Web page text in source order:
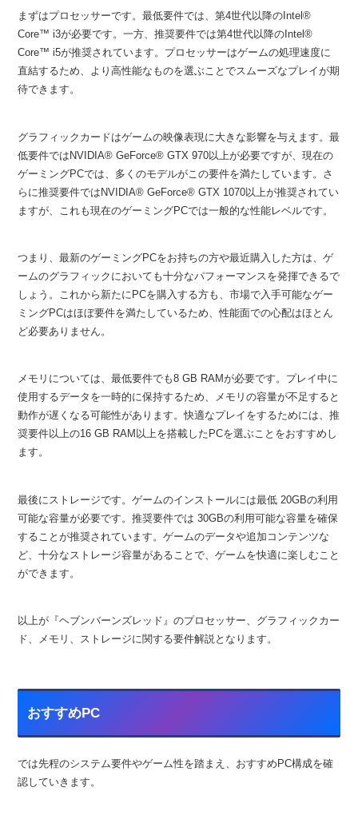
まずはプロセッサーです。最低要件では、第4世代以降のIntel®
Core™ i3が必要です。一方、推奨要件では第4世代以降のIntel®
Core™ i5が推奨されています。プロセッサーはゲームの処理速度に
直結するため、より高性能なものを選ぶことでスムーズなプレイが期
待できます。
グラフィックカードはゲームの映像表現に大きな影響を与えます。最
低要件ではNVIDIA® GeForce® GTX 970以上が必要ですが、現在の
ゲーミングPCでは、多くのモデルがこの要件を満たしています。さ
らに推奨要件ではNVIDIA® GeForce® GTX 1070以上が推奨されてい
ますが、これも現在のゲーミングPCでは一般的な性能レベルです。
つまり、最新のゲーミングPCをお持ちの方や最近購入した方は、ゲ
ームのグラフィックにおいても十分なパフォーマンスを発揮できるで
しょう。これから新たにPCを購入する方も、市場で入手可能なゲー
ミングPCはほぼ要件を満たしているため、性能面での心配はほとん
ど必要ありません。
メモリについては、最低要件でも8 GB RAMが必要です。プレイ中に
使用するデータを一時的に保持するため、メモリの容量が不足すると
動作が遅くなる可能性があります。快適なプレイをするためには、推
奨要件以上の16 GB RAM以上を搭載したPCを選ぶことをおすすめし
ます。
最後にストレージです。ゲームのインストールには最低 20GBの利用
可能な容量が必要です。推奨要件では 30GBの利用可能な容量を確保
することが推奨されています。ゲームのデータや追加コンテンツな
ど、十分なストレージ容量があることで、ゲームを快適に楽しむこと
ができます。
以上が『ヘブンバーンズレッド』のプロセッサー、グラフィックカー
ド、メモリ、ストレージに関する要件解説となります。
おすすめPC
では先程のシステム要件やゲーム性を踏まえ、おすすめPC構成を確
認していきます。